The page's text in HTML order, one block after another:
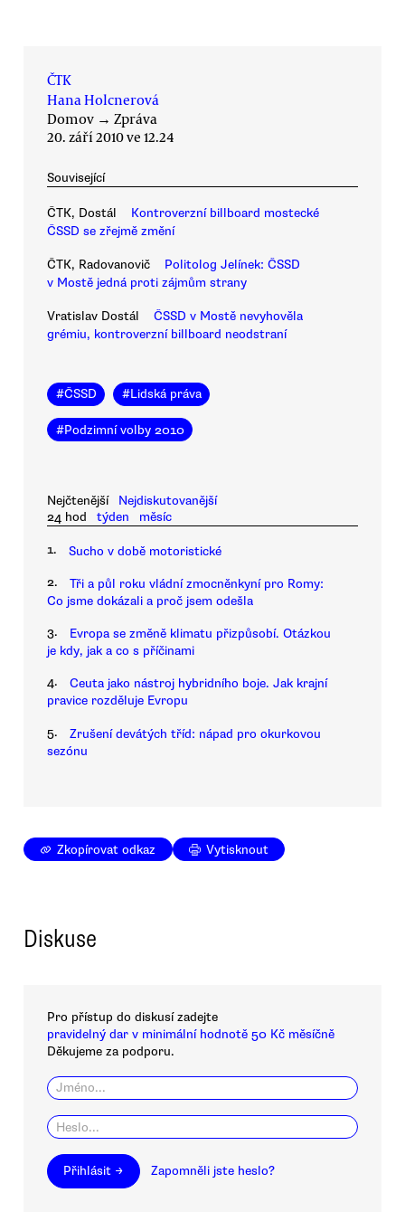
ČTK
Hana Holcnerová
Domov → Zpráva
20. září 2010 ve 12.24
Související
ČTK, Dostál
Kontroverzní billboard mostecké
ČSSD se zřejmě změní
ČTK, Radovanovič
Politolog Jelínek: ČSSD
v Mostě jedná proti zájmům strany
Vratislav Dostál
ČSSD v Mostě nevyhověla
grémiu, kontroverzní billboard neodstraní
#ČSSD #Lidská práva
#Podzimní volby 2010
Nejčtenější
Nejdiskutovanější
24 hod
týden měsíc
1. Sucho v době motoristické
2.
Tři a půl roku vládní zmocněnkyní pro Romy:
Co jsme dokázali a proč jsem odešla
3.
Evropa se změně klimatu přizpůsobí. Otázkou
je kdy, jak a co s příčinami
4.
Ceuta jako nástroj hybridního boje. Jak krajní
pravice rozděluje Evropu
5.
Zrušení devátých tříd: nápad pro okurkovou
sezónu
Zkopírovat odkaz Vytisknout
Diskuse
Pro přístup do diskusí zadejte
pravidelný dar v minimální hodnotě 50 Kč měsíčně
Děkujeme za podporu.
Přihlásit → Zapomněli jste heslo?